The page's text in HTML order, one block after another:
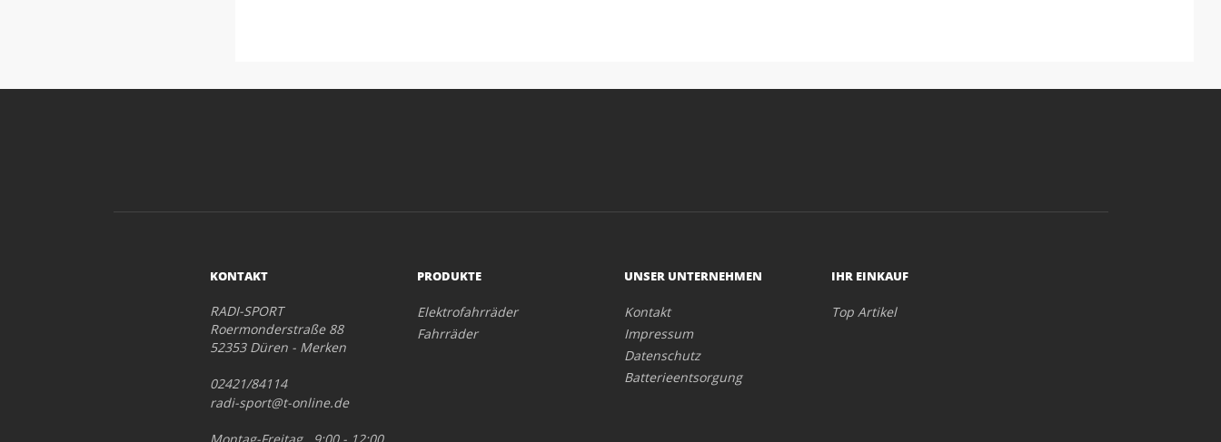
KONTAKT
RADI-SPORT
Roermonderstraße 88
52353 Düren - Merken
02421/84114
radi-sport@t-online.de
PRODUKTE
Elektrofahrräder
Fahrräder
UNSER UNTERNEHMEN
Kontakt
Impressum
Datenschutz
Batterieentsorgung
IHR EINKAUF
Top Artikel